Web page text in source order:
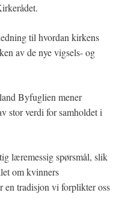
til hvordan kirkens
av de nye vigsels- og
Byfuglien mener
stor verdi for samholdet i
læremessig spørsmål, slik
om kvinners
en tradisjon vi forplikter oss